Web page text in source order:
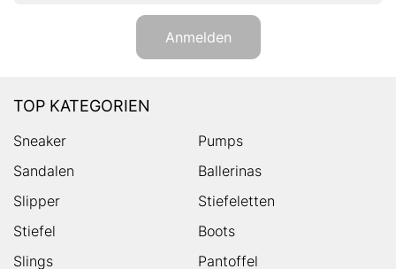
Anmelden
TOP KATEGORIEN
Sneaker
Pumps
Sandalen
Ballerinas
Slipper
Stiefeletten
Stiefel
Boots
Slings
Pantoffel